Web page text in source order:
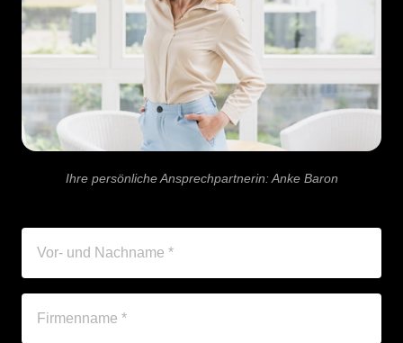
Ihre persönliche Ansprechpartnerin: Anke Baron